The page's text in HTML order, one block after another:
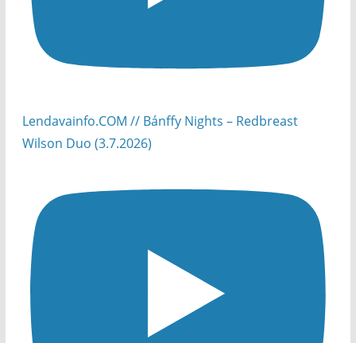
Lendavainfo.COM // Bánffy Nights – Redbreast
Wilson Duo (3.7.2026)